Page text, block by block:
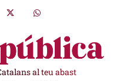
al teu abast